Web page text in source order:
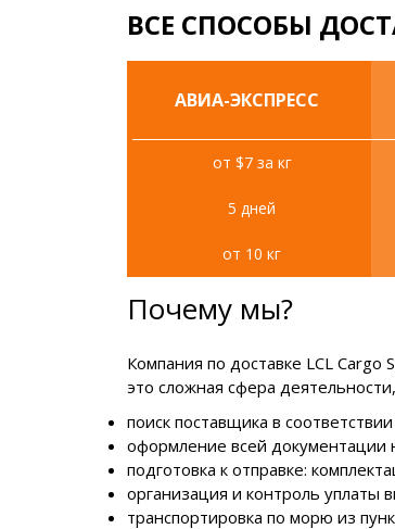
ВСЕ СПОСОБЫ
АВИА-ЭКСПРЕСС
от $7 за кг
5 дней
от 10 кг
Почему мы?
Компания по доставке LCL
это сложная сфера
поиск поставщика в
оформление всей документации
подготовка к отправке:
организация и контроль уплаты
транспортировка по морю из